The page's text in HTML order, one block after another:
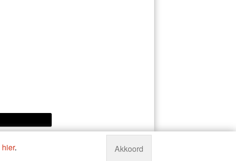
Powered byManieu.nl
hier. Akkoord